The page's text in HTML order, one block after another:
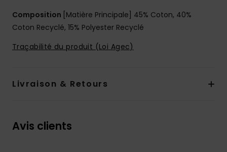
Composition [Matière Principale] 45% Coton, 40%
Coton Recyclé, 15% Polyester Recyclé
Traçabilité du produit (Loi Agec)
Livraison & Retours
Avis clients